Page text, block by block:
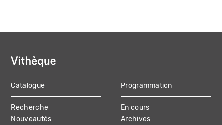
MAIN
NAVIGATION
Catalogue
Recherche
Nouveautés
Programmation
En cours
Archives